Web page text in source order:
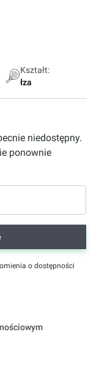
Kształt:
łza
niedostępny.
ponownie
o dostępności